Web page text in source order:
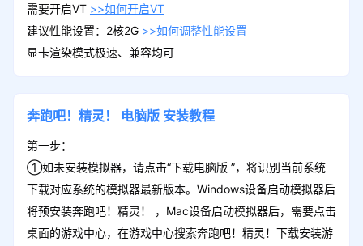
需要开启VT >>如何开启VT
建议性能设置：2核2G >>如何调整性能设置
显卡渲染模式极速、兼容均可
奔跑吧！精灵！ 电脑版 安装教程
第一步：
①如未安装模拟器，请点击“下载电脑版 ”，将识别当前系统
下载对应系统的模拟器最新版本。Windows设备启动模拟器后
将预安装奔跑吧！精灵！ ，Mac设备启动模拟器后，需要点击
桌面的游戏中心，在游戏中心搜索奔跑吧！精灵！下载安装游